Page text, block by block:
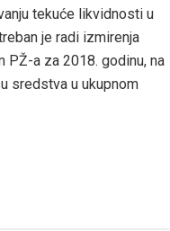
tekuće likvidnosti u
je radi izmirenja
PŽ-a za 2018. godinu, na
sredstva u ukupnom